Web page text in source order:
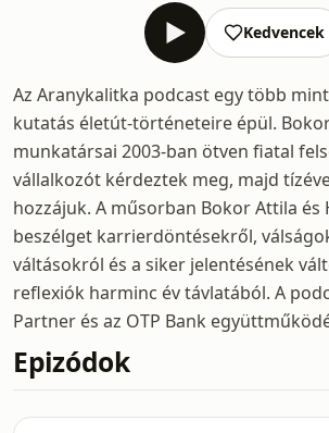
Kedvencek
Az Aranykalitka podcast egy több
kutatás életút-történeteire épül.
munkatársai 2003-ban ötven fiatal
vállalkozót kérdeztek meg, majd
hozzájuk. A műsorban Bokor Attila és
beszélget karrierdöntésekről,
váltásokról és a siker jelentésének
reflexiók harminc év távlatából. A
Partner és az OTP Bank
Epizódok